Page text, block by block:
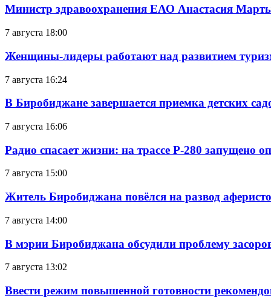
Министр здравоохранения ЕАО Анастасия
7 августа 18:00
Женщины-лидеры работают над развитием
7 августа 16:24
В Биробиджане завершается приемка детских
7 августа 16:06
Радио спасает жизни: на трассе Р-280 запущено
7 августа 15:00
Житель Биробиджана повёлся на развод
7 августа 14:00
В мэрии Биробиджана обсудили проблему
7 августа 13:02
Ввести режим повышенной готовности